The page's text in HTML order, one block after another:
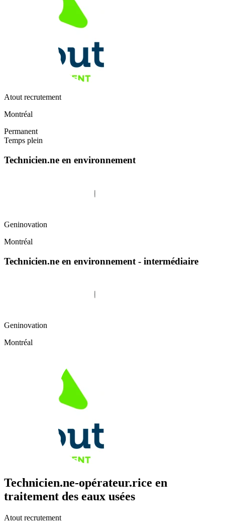
Atout recrutement
Montréal
Permanent
Temps plein
Technicien.ne en environnement
Geninovation
Montréal
Technicien.ne en environnement - intermédiaire
Geninovation
Montréal
Technicien.ne-opérateur.rice en
traitement des eaux usées
Atout recrutement